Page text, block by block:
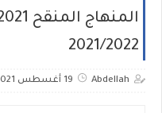
2021/2022
Abdellah 19 أغسطس 2021